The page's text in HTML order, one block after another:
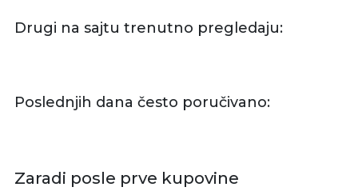
Drugi na sajtu trenutno pregledaju:
Poslednjih dana često poručivano:
Zaradi posle prve kupovine